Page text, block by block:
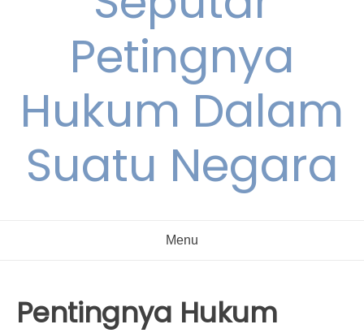
Petingnya
Hukum Dalam
Suatu Negara
Menu
Pentingnya Hukum